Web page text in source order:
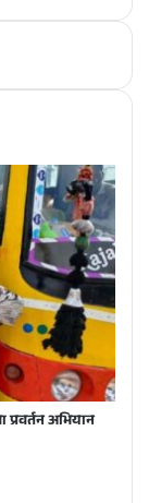
प्रवर्तन अभियान